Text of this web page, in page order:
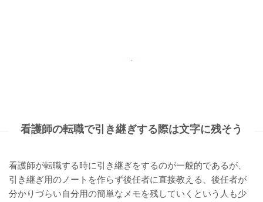
看護師の転職で引き継ぎする際は文字に残そう
看護師が転職する時に引き継ぎをするのが一般的であるが、
引き継ぎ用のノートを作らず後任者に直接教える、後任者が
分かりづらい自分用の簡単なメモを残していくという人も少